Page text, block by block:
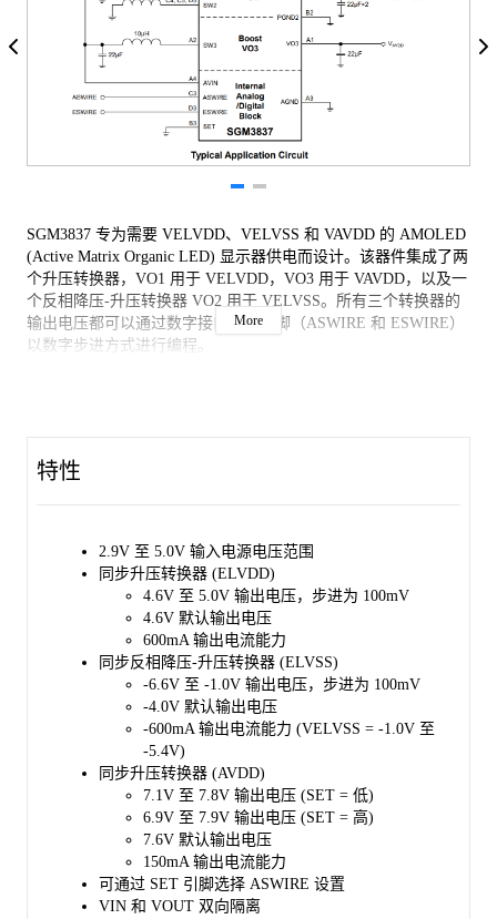
SGM3837 专为需要 VELVDD、VELVSS 和 VAVDD 的 AMOLED
(Active Matrix Organic LED) 显示器供电而设计。该器件集成了两
个升压转换器，VO1 用于 VELVDD，VO3 用于 VAVDD，以及一
个反相降压-升压转换器 VO2 用于 VELVSS。所有三个转换器的
输出电压都可以通过数字接口控制引脚（ASWIRE 和 ESWIRE）
以数字步进方式进行编程。
More
特性
2.9V 至 5.0V 输入电源电压范围
同步升压转换器 (ELVDD)
4.6V 至 5.0V 输出电压，步进为 100mV
4.6V 默认输出电压
600mA 输出电流能力
同步反相降压-升压转换器 (ELVSS)
-6.6V 至 -1.0V 输出电压，步进为 100mV
-4.0V 默认输出电压
-600mA 输出电流能力 (VELVSS = -1.0V 至
-5.4V)
同步升压转换器 (AVDD)
7.1V 至 7.8V 输出电压 (SET = 低)
6.9V 至 7.9V 输出电压 (SET = 高)
7.6V 默认输出电压
150mA 输出电流能力
可通过 SET 引脚选择 ASWIRE 设置
VIN 和 VOUT 双向隔离